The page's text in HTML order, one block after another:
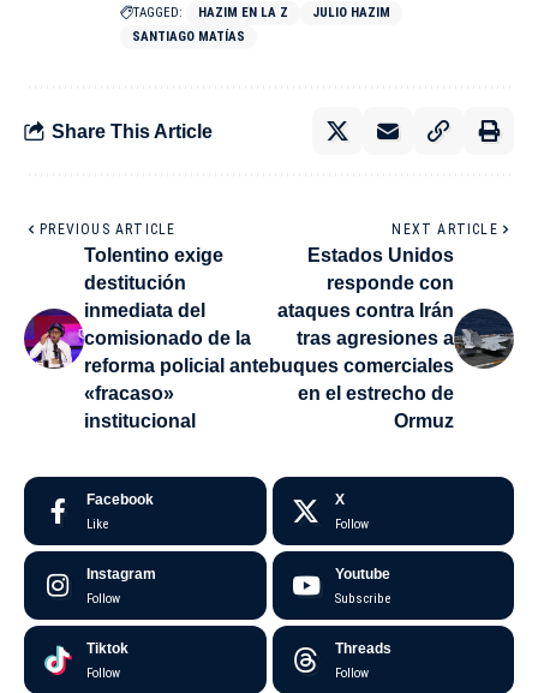
TAGGED: HAZIM EN LA Z
JULIO HAZIM
SANTIAGO MATÍAS
Share This Article
PREVIOUS ARTICLE
Tolentino exige
destitución
inmediata del
comisionado de la
reforma policial ante
«fracaso»
institucional
NEXT ARTICLE
Estados Unidos
responde con
ataques contra Irán
tras agresiones a
buques comerciales
en el estrecho de
Ormuz
Facebook
Like
X
Follow
Instagram
Follow
Youtube
Subscribe
Tiktok
Follow
Threads
Follow